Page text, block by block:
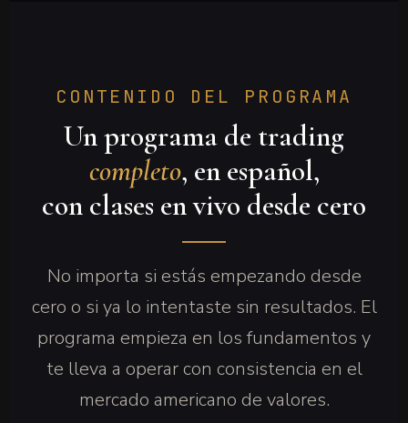
CONTENIDO DEL PROGRAMA
Un programa de trading
completo, en español,
con clases en vivo desde cero
No importa si estás empezando desde
cero o si ya lo intentaste sin resultados. El
programa empieza en los fundamentos y
te lleva a operar con consistencia en el
mercado americano de valores.